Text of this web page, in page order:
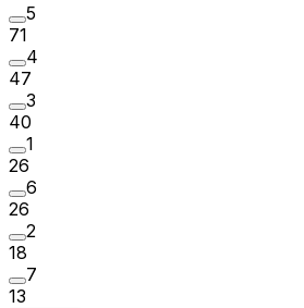
5
71
4
47
3
40
1
26
6
26
2
18
7
13